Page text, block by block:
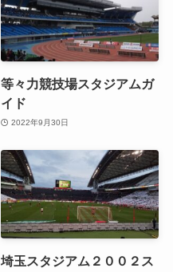
等々力競技場スタジアムガ
イド
2022年9月30日
埼玉スタジアム２００２ス